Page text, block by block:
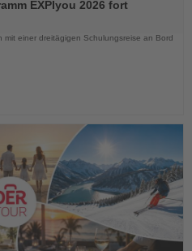
EXPIyou 2026 fort
einer dreitägigen Schulungsreise an Bord